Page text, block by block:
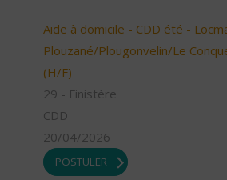
Aide à domicile - CDD été -
Plouzané/Plougonvelin/Le
(H/F)
29 - Finistère
CDD
20/04/2026
POSTULER